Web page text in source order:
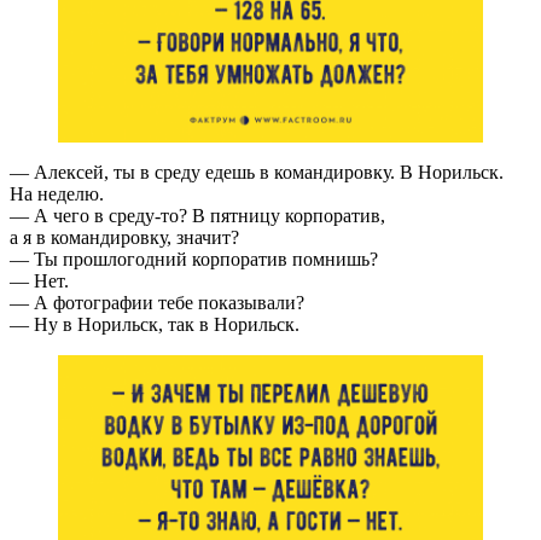
— Алексей, ты в среду едешь в командировку. В Норильск.
На неделю.
— А чего в среду-то? В пятницу корпоратив,
а я в командировку, значит?
— Ты прошлогодний корпоратив помнишь?
— Нет.
— А фотографии тебе показывали?
— Ну в Норильск, так в Норильск.